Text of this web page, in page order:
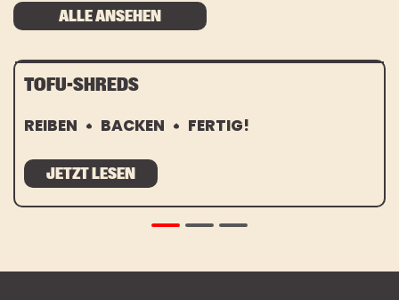
ALLE ANSEHEN
TOFU-SHREDS
REIBEN BACKEN FERTIG!
JETZT LESEN